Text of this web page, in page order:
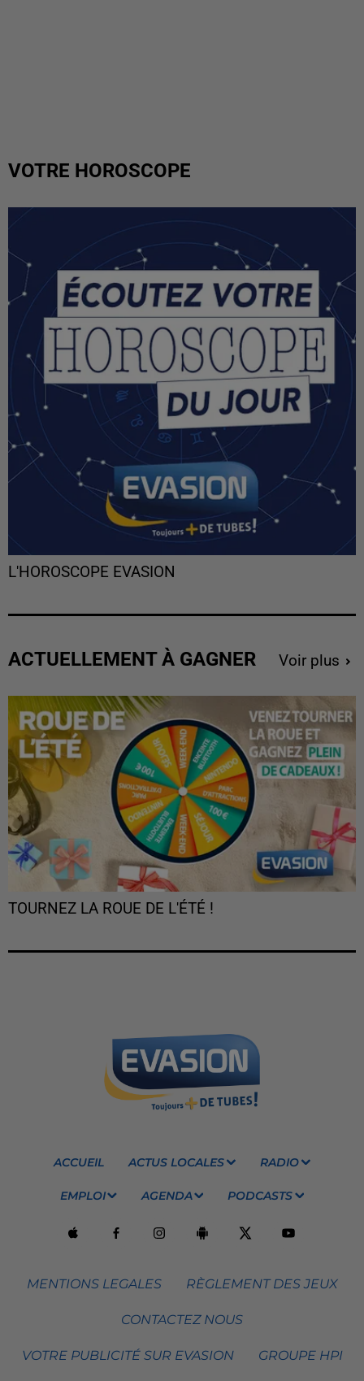
VOTRE HOROSCOPE
L'HOROSCOPE EVASION
ACTUELLEMENT À GAGNER Voir plus
TOURNEZ LA ROUE DE L'ÉTÉ !
ACCUEIL ACTUS LOCALES RADIO
EMPLOI AGENDA PODCASTS
MENTIONS LEGALES RÈGLEMENT DES JEUX
CONTACTEZ NOUS
VOTRE PUBLICITÉ SUR EVASION GROUPE HPI